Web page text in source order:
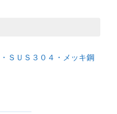
ＳＵＳ３０４・メッキ鋼